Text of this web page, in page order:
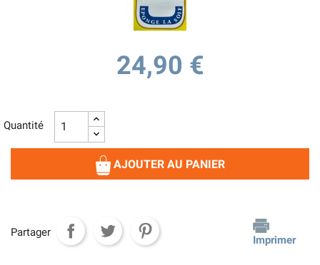
24,90 €
Quantité
AJOUTER AU PANIER
Partager
Imprimer